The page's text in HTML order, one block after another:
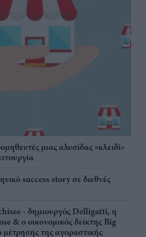
μιας αλυσίδας «κλειδί»
success story σε διεθνές
- δημιουργός Delligatti, η
& ο οικονομικός δείκτης Big
της αγοραστικής